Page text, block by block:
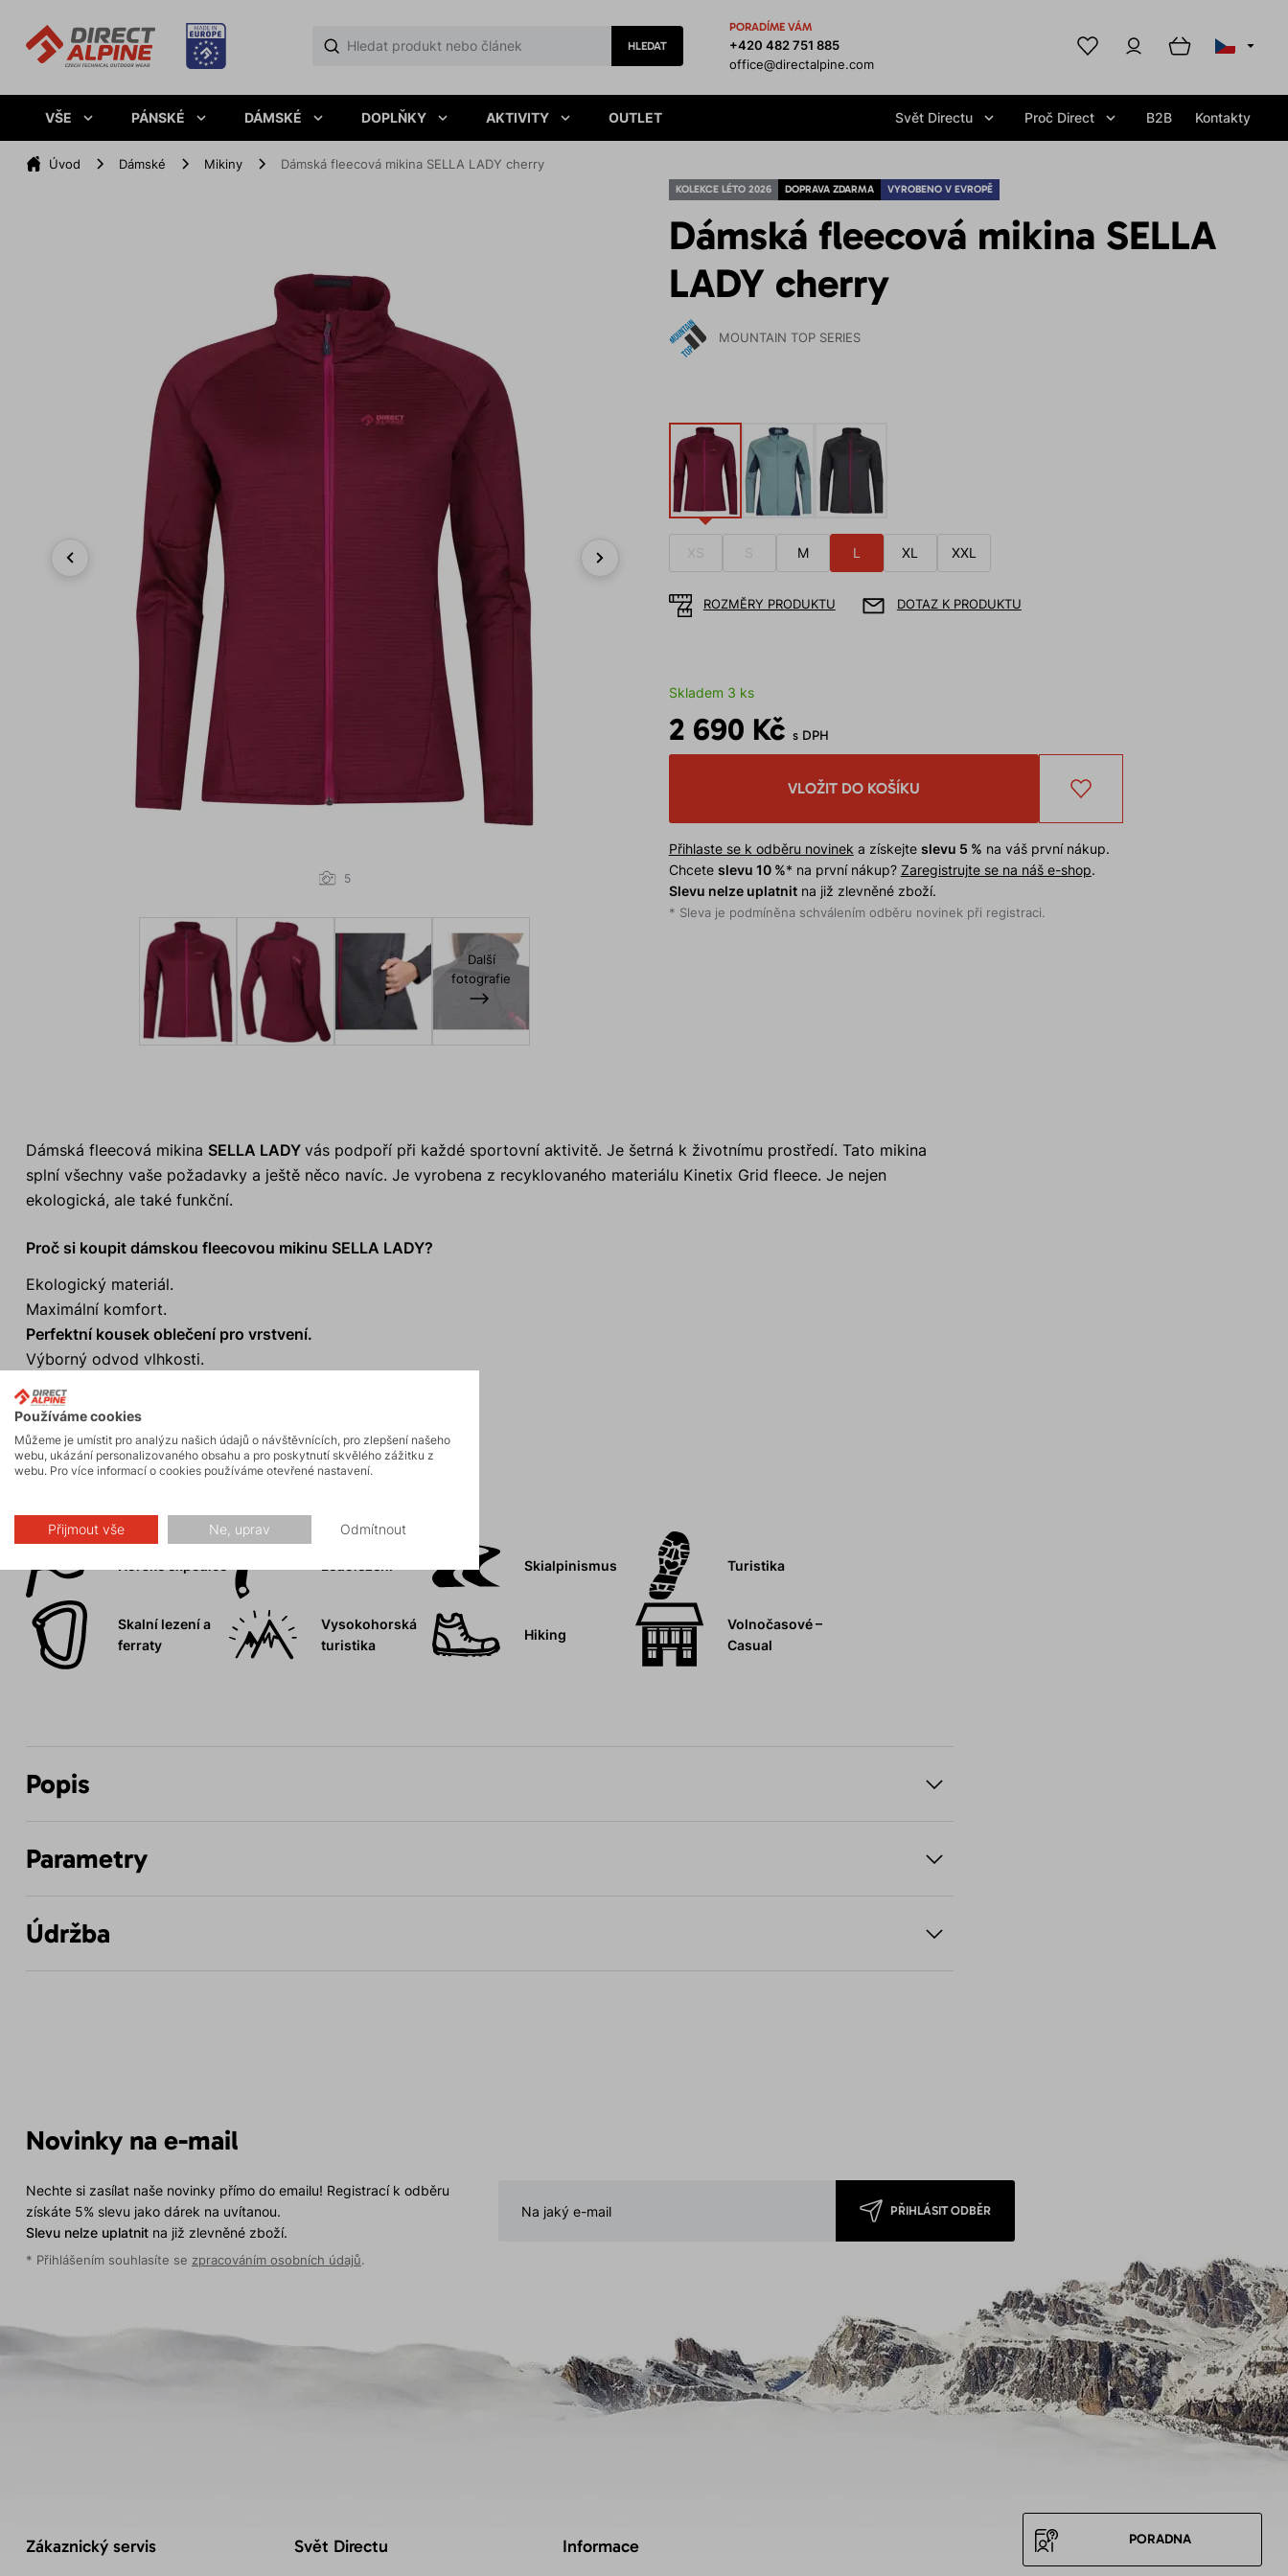
HLEDAT
PORADÍME VÁM
+420 482 751 885
office@directalpine.com
VŠE PÁNSKÉ DÁMSKÉ DOPLŇKY AKTIVITY OUTLET Svět Directu Proč Direct B2B Kontakty
Úvod Dámské Mikiny Dámská fleecová mikina SELLA LADY cherry
KOLEKCE LÉTO 2026 DOPRAVA ZDARMA VYROBENO V EVROPĚ
Dámská fleecová mikina SELLA
LADY cherry
MOUNTAIN TOP SERIES
5
Další
fotografie
XS S M L XL XXL
ROZMĚRY PRODUKTU DOTAZ K PRODUKTU
Skladem 3 ks
2 690 Kč s DPH
VLOŽIT DO KOŠÍKU
Přihlaste se k odběru novinek a získejte slevu 5 % na váš první nákup.
Chcete slevu 10 %* na první nákup? Zaregistrujte se na náš e-shop.
Slevu nelze uplatnitna již zlevněné zboží.
* Sleva je podmíněna schválením odběru novinek při registraci.
Dámská fleecová mikina SELLA LADY vás podpoří při každé sportovní aktivitě. Je šetrná k životnímu prostředí. Tato mikina
splní všechny vaše požadavky a ještě něco navíc. Je vyrobena z recyklovaného materiálu Kinetix Grid fleece. Je nejen
ekologická, ale také funkční.
Proč si koupit dámskou fleecovou mikinu SELLA LADY?
Ekologický materiál.
Maximální komfort.
Perfektní kousek oblečení pro vrstvení.
Výborný odvod vlhkosti.
Skialpinismus Turistika
Skalní lezení a
ferraty
Vysokohorská
turistika
Hiking
Volnočasové –
Casual
Popis
Parametry
Údržba
Novinky na e-mail
Nechte si zasílat naše novinky přímo do emailu! Registrací k odběru
získáte 5% slevu jako dárek na uvítanou.
Slevu nelze uplatnitna již zlevněné zboží.
* Přihlášením souhlasíte se zpracováním osobních údajů.
PŘIHLÁSIT ODBĚR
Zákaznický servis Svět Directu Informace PORADNA
Používáme cookies
Můžeme je umístit pro analýzu našich údajů o návštěvnících, pro zlepšení našeho
webu, ukázání personalizovaného obsahu a pro poskytnutí skvělého zážitku z
webu. Pro více informací o cookies používáme otevřené nastavení.
Přijmout vše Ne, uprav Odmítnout